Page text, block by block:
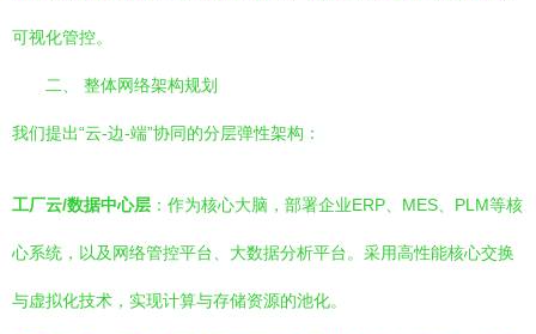
可视化管控。
二、 整体网络架构规划
我们提出“云-边-端”协同的分层弹性架构：
工厂云/数据中心层 ：作为核心大脑，部署企业ERP、MES、PLM等核
心系统，以及网络管控平台、大数据分析平台。采用高性能核心交换
与虚拟化技术，实现计算与存储资源的池化。